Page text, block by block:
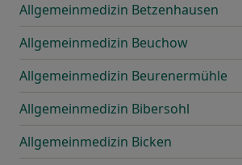
Allgemeinmedizin Betzenhausen
Allgemeinmedizin Beuchow
Allgemeinmedizin Beurenermühle
Allgemeinmedizin Bibersohl
Allgemeinmedizin Bicken